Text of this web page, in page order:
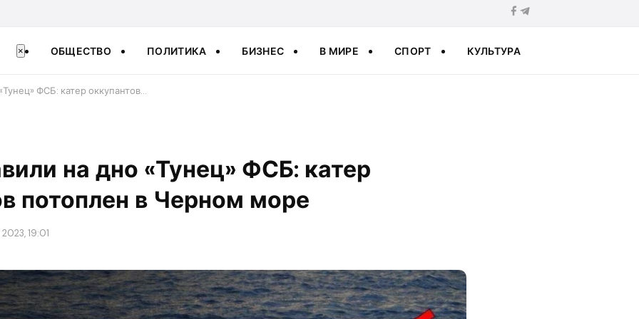
× ОБЩЕСТВО ПОЛИТИКА БИЗНЕС В МИРЕ СПОРТ КУЛЬТУРА
ФСБ: катер оккупантов…
на дно «Тунец» ФСБ: катер
потоплен в Черном море
19:01